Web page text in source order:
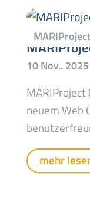
neuem Web
mehr